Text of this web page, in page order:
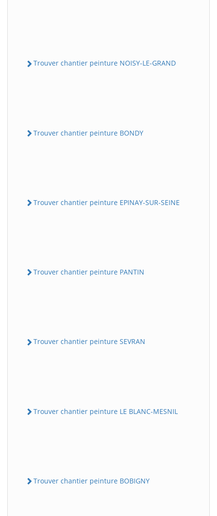
Trouver chantier peinture NOISY-LE-GRAND
Trouver chantier peinture BONDY
Trouver chantier peinture EPINAY-SUR-SEINE
Trouver chantier peinture PANTIN
Trouver chantier peinture SEVRAN
Trouver chantier peinture LE BLANC-MESNIL
Trouver chantier peinture BOBIGNY